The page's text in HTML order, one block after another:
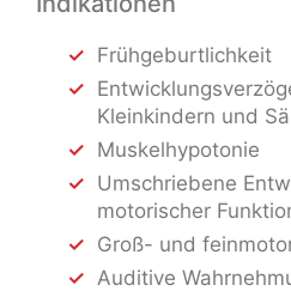
Frühgeburtlichkeit
Kleinkindern und
Muskelhypotonie
Umschriebene
motorischer
Groß- und
Auditive